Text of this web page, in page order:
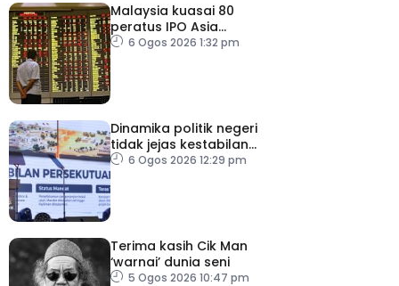
Malaysia kuasai 80
peratus IPO Asia
Tenggara, kumpul AS$1.4
6 Ogos 2026 1:32 pm
Dinamika politik negeri
tidak jejas kestabilan
Kerajaan Perpaduan
6 Ogos 2026 12:29 pm
Terima kasih Cik Man
‘warnai’ dunia seni
5 Ogos 2026 10:47 pm